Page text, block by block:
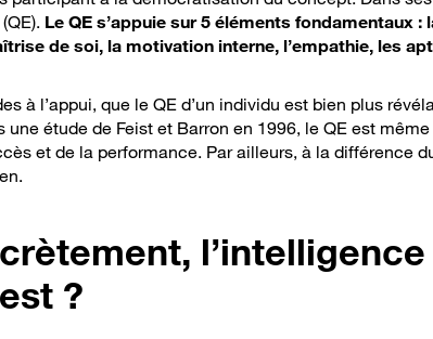
Le QE s’appuie sur 5 éléments fondamentaux
de soi, la motivation interne, l’empathie, les
à l’appui, que le QE d’un individu est bien plus
une étude de Feist et Barron en 1996, le QE est
et de la performance. Par ailleurs, à la différence
?